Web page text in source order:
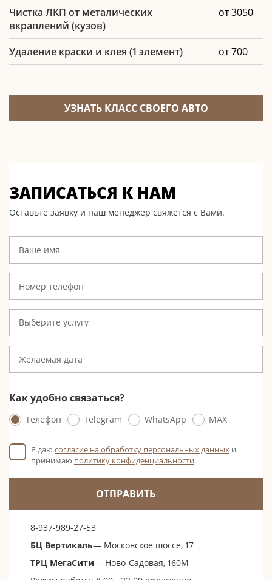
Чистка ЛКП от металических
вкраплений (кузов)
от 3050
Удаление краски и клея (1 элемент) от 700
УЗНАТЬ КЛАСС СВОЕГО АВТО
ЗАПИСАТЬСЯ К НАМ
Оставьте заявку и наш менеджер свяжется с Вами.
Выберите услугу
Как удобно связаться?
Телефон Telegram WhatsApp MAX
Я даю согласие на обработку персональных данных и
принимаю политику конфиденциальности
ОТПРАВИТЬ
8-937-989-27-53
БЦ Вертикаль— Московское шоссе, 17
ТРЦ МегаСити— Ново-Садовая, 160М